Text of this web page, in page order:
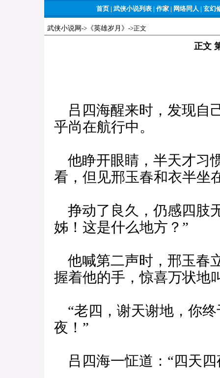
首页 | 武侠小说列表 | 作家 | 网络同人 | 玄幻
武侠小说网 -> 《英雄岁月》 ->正文
正文
吕四海醒来时，发现自
乎尚在航行中。
他睁开眼睛，半天才习
看，但见邢玉春和衣半坐
挣动了良久，仍感四肢
姊！这是什么地方？”
他喊第二声时，邢玉春
握着他的手，惊喜万状地
“老四，谢天谢地，你
夜！”
吕四海一怔道：“四天四